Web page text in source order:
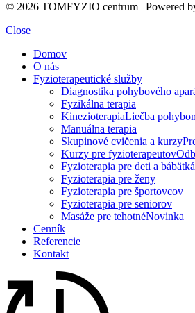
© 2026 TOMFYZIO centrum | Powered
Close
Domov
O nás
Fyzioterapeutické služby
Diagnostika pohybového
Fyzikálna terapia
KinezioterapiaLiečba
Manuálna terapia
Skupinové cvičenia a kurzy
Kurzy pre fyzioterapeutov
Fyzioterapia pre deti a bábätká
Fyzioterapia pre ženy
Fyzioterapia pre športovcov
Fyzioterapia pre seniorov
Masáže pre tehotnéNovinka
Cenník
Referencie
Kontakt